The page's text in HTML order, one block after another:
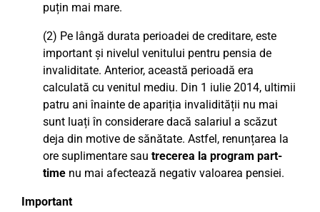
puțin mai mare.
(2) Pe lângă durata perioadei de creditare, este
important și nivelul venitului pentru pensia de
invaliditate. Anterior, această perioadă era
calculată cu venitul mediu. Din 1 iulie 2014, ultimii
patru ani înainte de apariția invalidității nu mai
sunt luați în considerare dacă salariul a scăzut
deja din motive de sănătate. Astfel, renunțarea la
ore suplimentare sau trecerea la program part-
time nu mai afectează negativ valoarea pensiei.
Important